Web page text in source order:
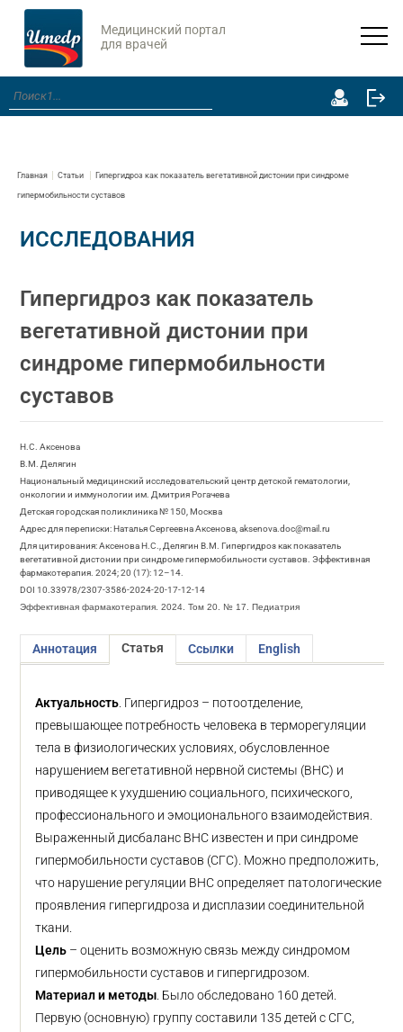
Медицинский портал
для врачей
Главная Статьи Гипергидроз как показатель вегетативной дистонии при синдроме
гипермобильности суставов
ИССЛЕДОВАНИЯ
Гипергидроз как показатель
вегетативной дистонии при
синдроме гипермобильности
суставов
Н.С. Аксенова
В.М. Делягин
Национальный медицинский исследовательский центр детской гематологии,
онкологии и иммунологии им. Дмитрия Рогачева
Детская городская поликлиника № 150, Москва
Адрес для переписки: Наталья Сергеевна Аксенова, aksenova.doc@mail.ru
Для цитирования: Аксенова Н.С., Делягин В.М. Гипергидроз как показатель
вегетативной дистонии при синдроме гипермобильности суставов. Эффективная
фармакотерапия. 2024; 20 (17): 12–14.
DOI 10.33978/2307-3586-2024-20-17-12-14
Эффективная фармакотерапия. 2024. Том 20. № 17. Педиатрия
Аннотация Статья Ссылки English
Актуальность . Гипергидроз – потоотделение,
превышающее потребность человека в терморегуляции
тела в физиологических условиях, обусловленное
нарушением вегетативной нервной системы (ВНС) и
приводящее к ухудшению социального, психического,
профессионального и эмоционального взаимодействия.
Выраженный дисбаланс ВНС известен и при синдроме
гипермобильности суставов (СГС). Можно предположить,
что нарушение регуляции ВНС определяет патологические
проявления гипергидроза и дисплазии соединительной
ткани.
Цель – оценить возможную связь между синдромом
гипермобильности суставов и гипергидрозом.
Материал и методы . Было обследовано 160 детей.
Первую (основную) группу составили 135 детей с СГС,